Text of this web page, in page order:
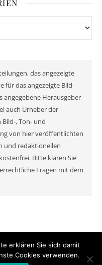
das angezeigte
für das angezeigte Bild-
angegebene Herausgeber
auch Urheber der
, Ton- und
von hier veröffentlichten
und redaktionellen
Bitte klären Sie
Fragen mit dem
2026
erklären Sie sich damit
Cookies verwenden.